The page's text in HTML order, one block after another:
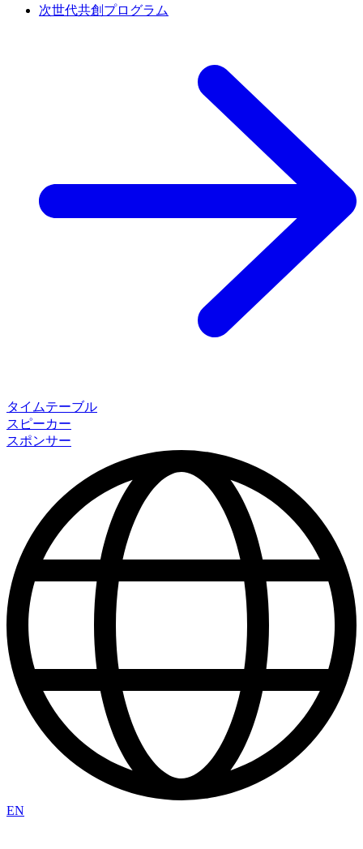
次世代共創プログラム
タイムテーブル
スピーカー
スポンサー
EN